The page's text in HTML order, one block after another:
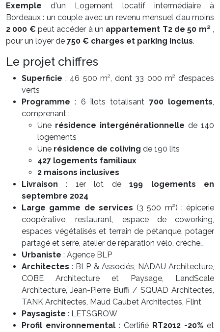
Exemple d'un Logement locatif intermédiaire à
Bordeaux : un couple avec un revenu mensuel d’au moins
2 000 € peut accéder à un appartement T2 de 50 m²,
pour un loyer de 750 € charges et parking inclus.
Le projet chiffres
Superficie : 46 500 m², dont 33 000 m² d’espaces
verts
Programme : 6 îlots totalisant 700 logements,
comprenant :
Une résidence intergénérationnelle de 140
logements
Une résidence de coliving de 190 lits
427 logements familiaux
2 maisons inclusives
Livraison : 1er lot de199 logements en
septembre 2024
Large gamme de services (3 500 m²) : épicerie
coopérative, restaurant, espace de coworking,
espaces végétalisés et terrain de pétanque, potager
partagé et serre, atelier de réparation vélo, crèche…
Urbaniste : Agence BLP
Architectes : BLP & Associés, NADAU Architecture,
COBE Architecture et Paysage, LandScale
Architecture, Jean-Pierre Buffi / SQUAD Architectes,
TANK Architectes, Maud Caubet Architectes, Flint
Paysagiste : LETSGROW
Profil environnemental : Certifié RT2012 -20% et